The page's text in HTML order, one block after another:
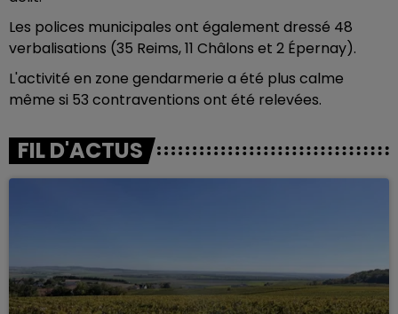
Les polices municipales ont également dressé 48
verbalisations (35 Reims, 11 Châlons et 2 Épernay).
L'activité en zone gendarmerie a été plus calme
même si 53 contraventions ont été relevées.
FIL D'ACTUS